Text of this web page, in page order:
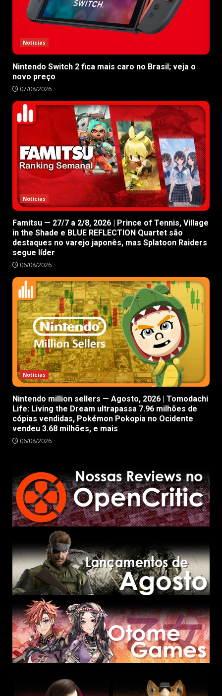
Notícias
Nintendo Switch 2 fica mais caro no Brasil; veja o
novo preço
07/08/2026
Notícias
Famitsu — 27/7 a 2/8, 2026 | Prince of Tennis, Village
in the Shade e BLUE REFLECTION Quartet são
destaques no varejo japonês, mas Splatoon Raiders
segue líder
06/08/2026
Notícias
Nintendo million sellers — Agosto, 2026 | Tomodachi
Life: Living the Dream ultrapassa 7.96 milhões de
cópias vendidas, Pokémon Pokopia no Ocidente
vendeu 3.68 milhões, e mais
06/08/2026